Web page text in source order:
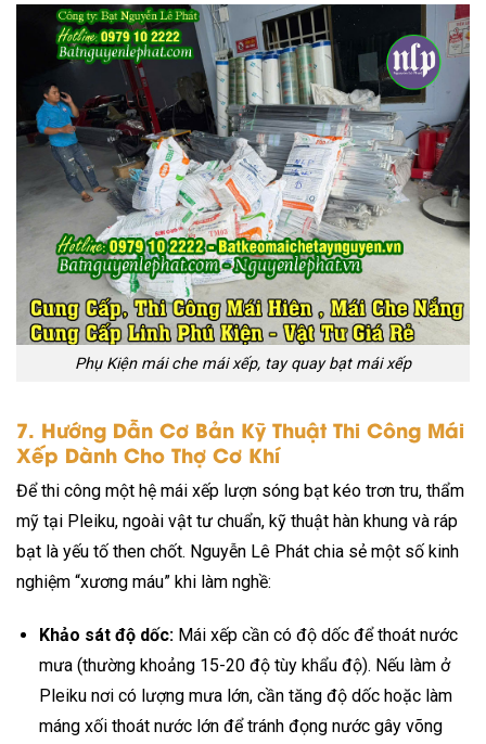
Phụ Kiện mái che mái xếp, tay quay bạt mái xếp
7. Hướng Dẫn Cơ Bản Kỹ Thuật Thi Công Mái
Xếp Dành Cho Thợ Cơ Khí
Để thi công một hệ mái xếp lượn sóng bạt kéo trơn tru, thẩm
mỹ tại Pleiku, ngoài vật tư chuẩn, kỹ thuật hàn khung và ráp
bạt là yếu tố then chốt. Nguyễn Lê Phát chia sẻ một số kinh
nghiệm “xương máu” khi làm nghề:
Khảo sát độ dốc:Mái xếp cần có độ dốc để thoát nước
mưa (thường khoảng 15-20 độ tùy khẩu độ). Nếu làm ở
Pleiku nơi có lượng mưa lớn, cần tăng độ dốc hoặc làm
máng xối thoát nước lớn để tránh đọng nước gây võng